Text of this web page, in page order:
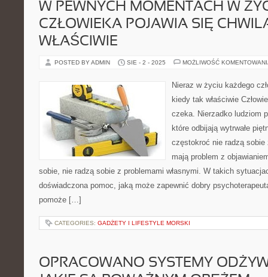
W PEWNYCH MOMENTACH W
CZŁOWIEKA POJAWIA SIĘ
WŁAŚCIWIE
POSTED BY ADMIN SIE - 2 - 2025 MOŻLIWOŚĆ
Nieraz w życiu każdego
kiedy tak właściwie
czeka. Nierzadko ludziom
które odbijają wytrwałe
częstokroć nie radzą
mają problem z
sobie, nie radzą sobie z problemami własnymi. W takich
doświadczona pomoc, jaką może zapewnić dobry
pomoże […]
CATEGORIES: GADŻETY I LIFESTYLE MORSKI
OPRACOWANO SYSTEMY